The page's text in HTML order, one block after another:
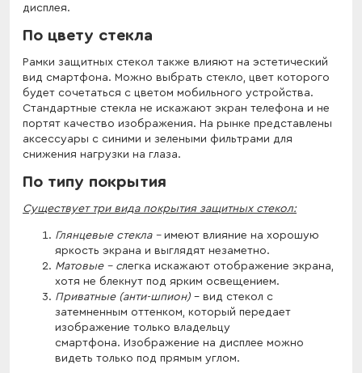
дисплея.
По цвету стекла
Рамки защитных стекол также влияют на эстетический
вид смартфона. Можно выбрать стекло, цвет которого
будет сочетаться с цветом мобильного устройства.
Стандартные стекла не искажают экран телефона и не
портят качество изображения. На рынке представлены
аксессуары с синими и зелеными фильтрами для
снижения нагрузки на глаза.
По типу покрытия
Существует три вида покрытия защитных стекол:
Глянцевые стекла - имеют влияние на хорошую
яркость экрана и выглядят незаметно.
Матовые - слегка искажают отображение экрана,
хотя не блекнут под ярким освещением.
Приватные (анти-шпион) - вид стекол с
затемненным оттенком, который передает
изображение только владельцу
смартфона. Изображение на дисплее можно
видеть только под прямым углом.